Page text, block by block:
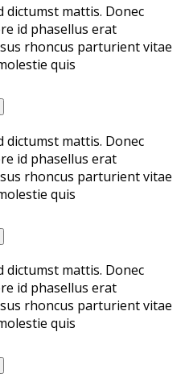
dictumst mattis. Donec
id phasellus erat
rhoncus parturient vitae
quis
dictumst mattis. Donec
id phasellus erat
rhoncus parturient vitae
quis
dictumst mattis. Donec
id phasellus erat
rhoncus parturient vitae
quis